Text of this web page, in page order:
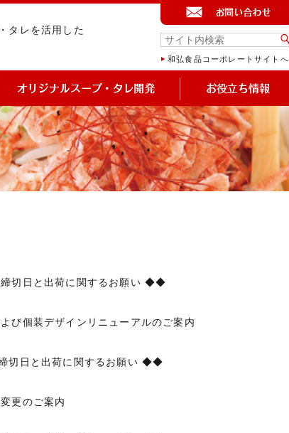
タレを活用した
和弘食品コーポレートサイトへ
切日と出荷に関するお願い ◆◆
び個装デザインリニューアルのご案内
切日と出荷に関するお願い ◆◆
更のご案内